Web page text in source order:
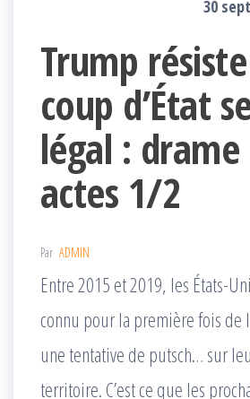
30
Trump
coup d’État
légal : drame
actes 1/2
Par ADMIN
Entre 2015 et 2019, les États-
connu pour la première fois de
une tentative de putsch… sur
territoire. C’est ce que les